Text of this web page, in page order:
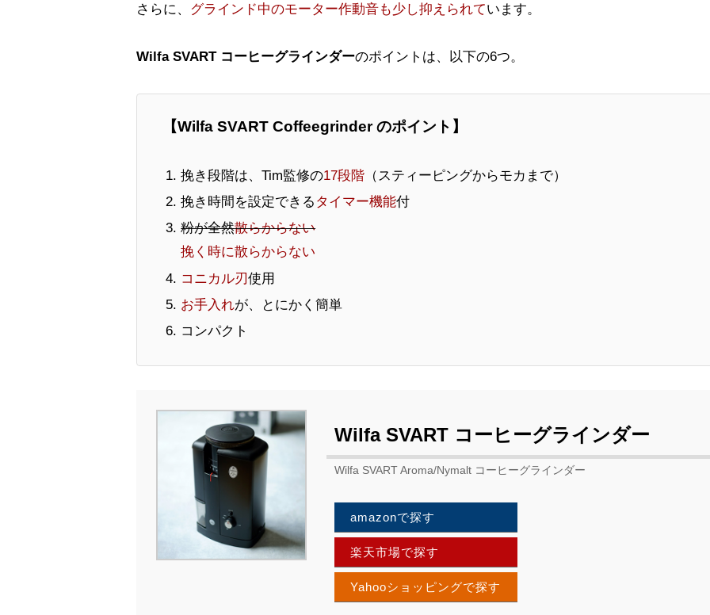
さらに、
グラインド中のモーター作動音も少し抑えられています。
Wilfa SVART コーヒーグラインダーのポイントは、以下の6つ。
【Wilfa SVART Coffeegrinder のポイント】
挽き段階は、Tim監修の17段階 （スティーピングからモカまで）
挽き時間を設定できる タイマー機能付
粉が全然散らからない
挽く時に散らからない
コニカル刃使用
お手入れが、とにかく簡単
コンパクト
Wilfa SVART コーヒーグラインダー
Wilfa SVART Aroma/Nymalt コーヒーグラインダー
amazonで探す
楽天市場で探す
Yahooショッピングで探す